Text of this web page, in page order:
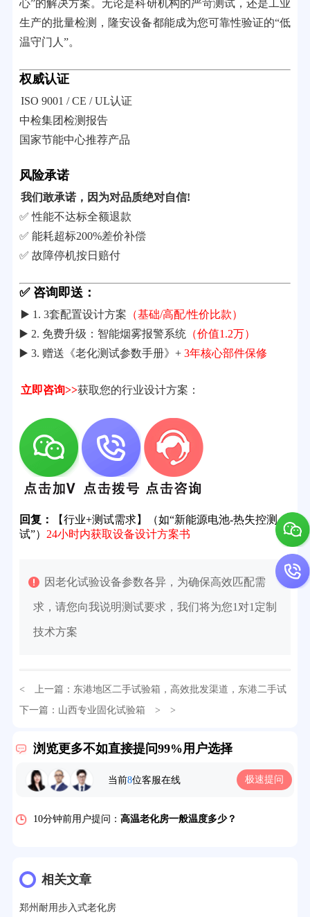
心”的解决方案。无论是科研机构的严苛测试，还是工业
生产的批量检测，隆安设备都能成为您可靠性验证的“低
温守门人”。
权威认证
ISO 9001 / CE / UL认证
中检集团检测报告
国家节能中心推荐产品
风险承诺
我们敢承诺，因为对品质绝对自信!
✅ 性能不达标全额退款
✅ 能耗超标200%差价补偿
✅ 故障停机按日赔付
✅ 咨询即送：
▶️ 1. 3套配置设计方案 （基础/高配/性价比款）
▶️ 2. 免费升级：智能烟雾报警系统（价值1.2万）
▶️ 3. 赠送《老化测试参数手册》+ 3年核心部件保修
立即咨询>>获取您的行业设计方案：
回复：
【行业+测试需求】（如“新能源电池-热失控测
试”） 24小时内获取设备设计方案书
因老化试验设备参数各异，为确保高效匹配需
求，请您向我说明测试要求，我们将为您1对1定制
技术方案
< 上一篇： 东港地区二手试验箱，高效批发渠道，东港二手试
验箱供应，批发采购首选
下一篇： 山西专业固化试验箱 > >
浏览更多不如直接提问99%用户选择
当前8位客服在线 极速提问
32分钟前用户提问：氙灯老化试验箱价格多少？
7分钟前用户提问： 老化房安全要求标准有哪些？
10分钟前用户提问： 高温老化房一般温度多少？
13分钟前用户提问：
15分钟前用户提问：
相关文章
郑州耐用步入式老化房